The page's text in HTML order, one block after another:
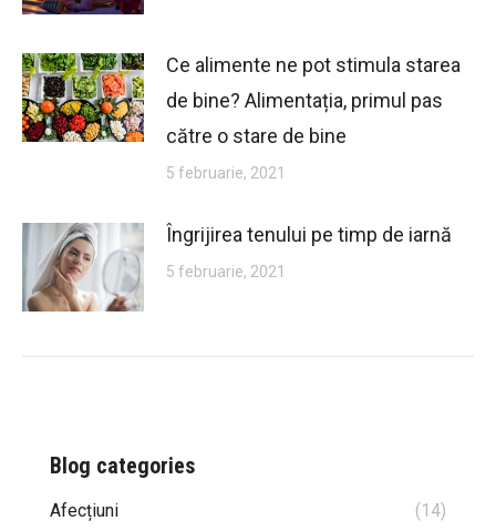
Ce alimente ne pot stimula starea
de bine? Alimentația, primul pas
către o stare de bine
5 februarie, 2021
Îngrijirea tenului pe timp de iarnă
5 februarie, 2021
Blog categories
Afecțiuni
(14)